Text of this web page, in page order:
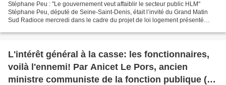
Stéphane Peu : "Le gouvernement veut affaiblir le secteur public HLM"
Stéphane Peu, député de Seine-Saint-Denis, était l’invité du Grand Matin
Sud Radioce mercredi dans le cadre du projet de loi logement présenté
L'intérêt général à la casse: les fonctionnaires,
voilà l'ennemi! Par Anicet Le Pors, ancien
ministre communiste de la fonction publique (Le